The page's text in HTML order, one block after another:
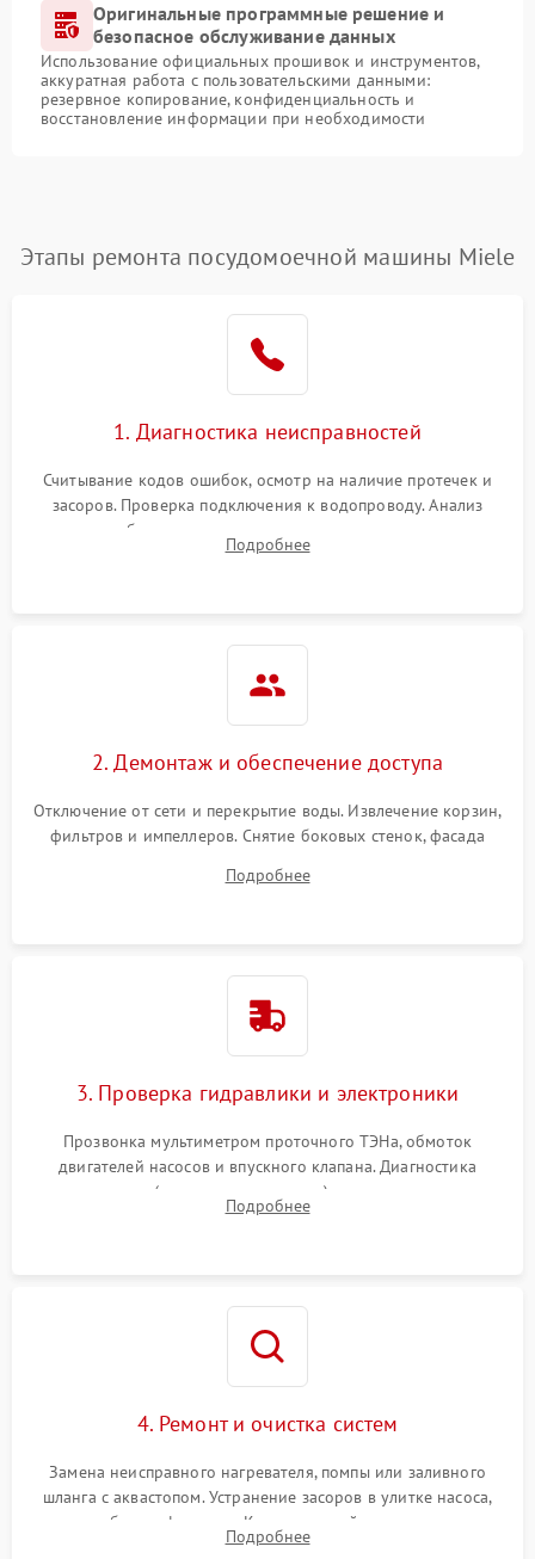
Оригинальные программные решение и
безопасное обслуживание данных
Использование официальных прошивок и инструментов,
аккуратная работа с пользовательскими данными:
резервное копирование, конфиденциальность и
восстановление информации при необходимости
Этапы ремонта посудомоечной машины Miele
1. Диагностика неисправностей
Считывание кодов ошибок, осмотр на наличие протечек и
засоров. Проверка подключения к водопроводу. Анализ
жалоб на отсутствие слива, нагрева, вращения
разбрызгивателей или срабатывание системы защиты
Подробнее
2. Демонтаж и обеспечение доступа
Отключение от сети и перекрытие воды. Извлечение корзин,
фильтров и импеллеров. Снятие боковых стенок, фасада
циркуляционному насосу, ТЭНу и сливной помпе.
Подробнее
3. Проверка гидравлики и электроники
Прозвонка мультиметром проточного ТЭНа, обмоток
двигателей насосов и впускного клапана. Диагностика
прессостата (датчика уровня воды), датчика мутности,
концевика дверцы и электронного модуля управления.
Подробнее
4. Ремонт и очистка систем
Замена неисправного нагревателя, помпы или заливного
шланга с аквастопом. Устранение засоров в улитке насоса,
патрубках и фильтрах. Компонентный ремонт платы
управления, восстановление поврежденной проводки.
Подробнее